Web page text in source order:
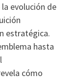
evolución de
estratégica.
hasta
cómo